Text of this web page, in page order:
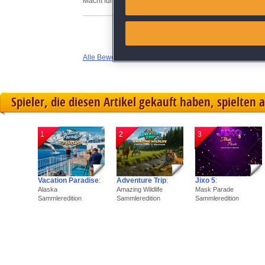
Alle Bewertungen anzeigen
Spieler, die diesen Artikel gekauft haben, spielten
1
Vacation Paradise:
Alaska
Sammleredition
2
Adventure Trip:
Amazing Wildlife
Sammleredition
3
Jixo 5:
Mask Parade
Sammleredition